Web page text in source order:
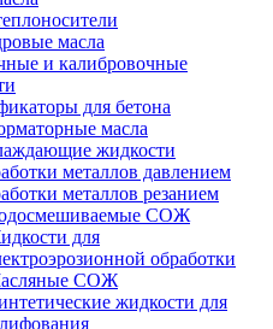
масла
и калибровочные
для бетона
масла
жидкости
металлов давлением
металлов резанием
СОЖ
для
обработки
СОЖ
жидкости для